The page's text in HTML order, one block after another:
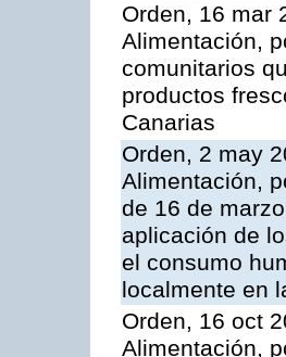
Orden, 16 mar
Alimentación,
comunitarios
productos
Canarias
Orden, 2 may
Alimentación,
de 16 de
aplicación de
el consumo
localmente en
Orden, 16 oct
Alimentación,